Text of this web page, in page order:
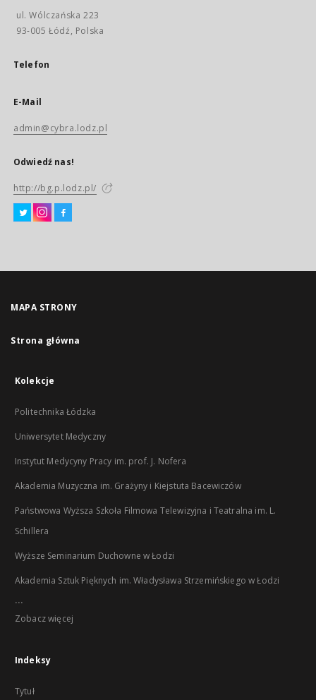
ul. Wólczańska 223
93-005 Łódź, Polska
Telefon
E-Mail
admin@cybra.lodz.pl
Odwiedź nas!
http://bg.p.lodz.pl/
MAPA STRONY
Strona główna
Kolekcje
Politechnika Łódzka
Uniwersytet Medyczny
Instytut Medycyny Pracy im. prof. J. Nofera
Akademia Muzyczna im. Grażyny i Kiejstuta Bacewiczów
Państwowa Wyższa Szkoła Filmowa Telewizyjna i Teatralna im. L.
Schillera
Wyższe Seminarium Duchowne w Łodzi
Akademia Sztuk Pięknych im. Władysława Strzemińskiego w Łodzi
...
Zobacz więcej
Indeksy
Tytuł